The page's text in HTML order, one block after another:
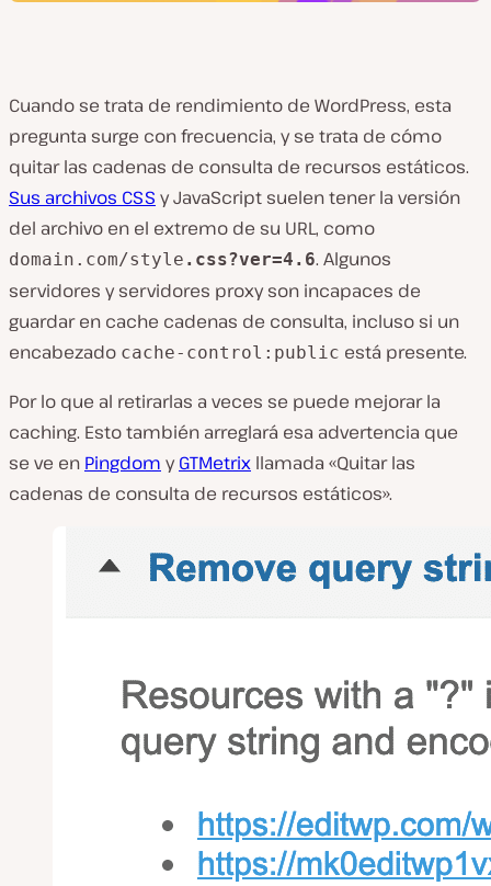
Cuando se trata de rendimiento de WordPress, esta
pregunta surge con frecuencia, y se trata de cómo
quitar las cadenas de consulta de recursos estáticos.
Sus archivos CSS y JavaScript suelen tener la versión
del archivo en el extremo de su URL, como
domain.com/style .css?ver=4.6. Algunos
servidores y servidores proxy son incapaces de
guardar en cache cadenas de consulta, incluso si un
encabezado cache-control:public está presente.
Por lo que al retirarlas a veces se puede mejorar la
caching. Esto también arreglará esa advertencia que
se ve en Pingdom yGTMetrix llamada «Quitar las
cadenas de consulta de recursos estáticos».